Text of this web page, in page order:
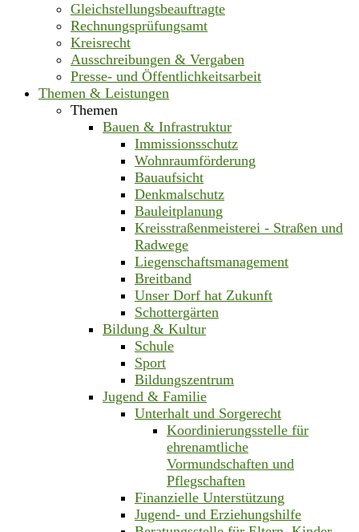
Gleichstellungsbeauftragte
Rechnungsprüfungsamt
Kreisrecht
Ausschreibungen & Vergaben
Presse- und Öffentlichkeitsarbeit
Themen & Leistungen
Themen
Bauen & Infrastruktur
Immissionsschutz
Wohnraumförderung
Bauaufsicht
Denkmalschutz
Bauleitplanung
Kreisstraßenmeisterei - Straßen und
Radwege
Liegenschaftsmanagement
Breitband
Unser Dorf hat Zukunft
Schottergärten
Bildung & Kultur
Schule
Sport
Bildungszentrum
Jugend & Familie
Unterhalt und Sorgerecht
Koordinierungsstelle für
ehrenamtliche
Vormundschaften und
Pflegschaften
Finanzielle Unterstützung
Jugend- und Erziehungshilfe